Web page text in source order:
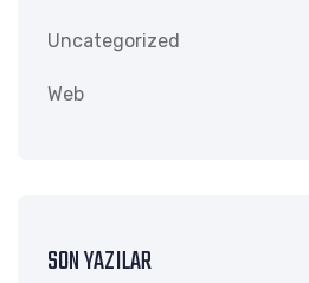
Uncategorized
Web
SON YAZILAR